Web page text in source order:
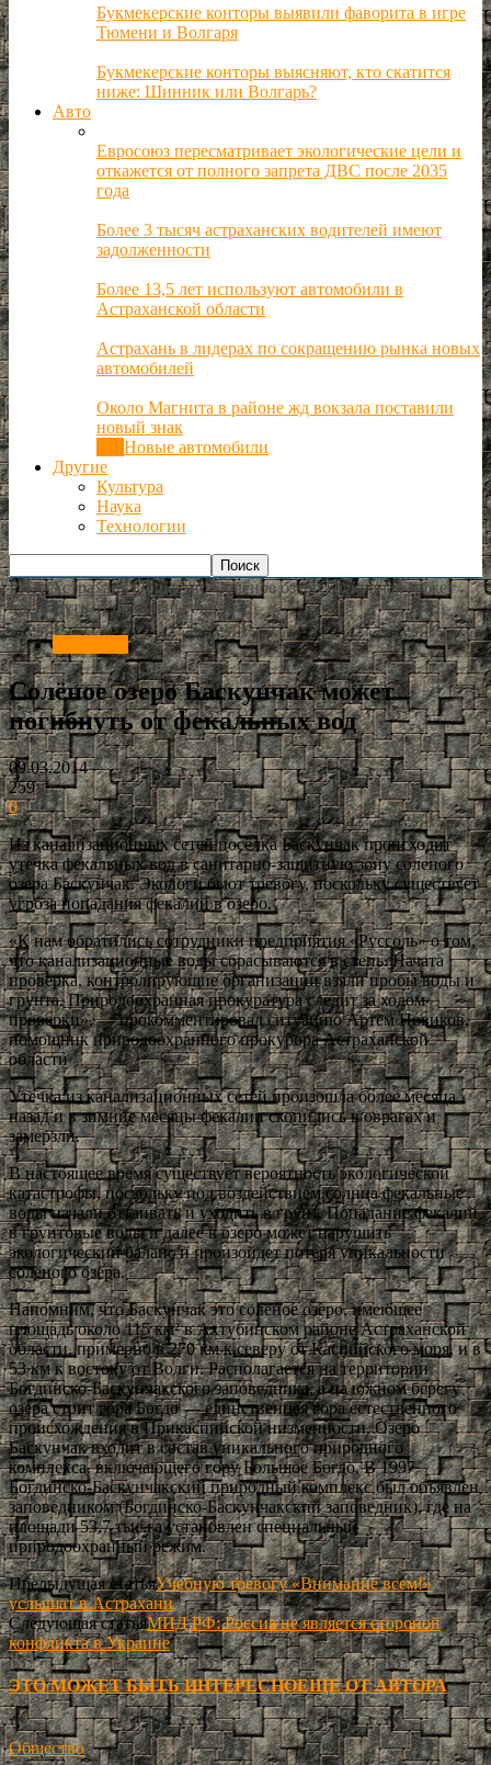
Букмекерские конторы выявили фаворита в игре
Тюмени и Волгаря
Букмекерские конторы выясняют, кто скатится
ниже: Шинник или Волгарь?
Авто
Евросоюз пересматривает экологические цели и
откажется от полного запрета ДВС после 2035
года
Более 3 тысяч астраханских водителей имеют
задолженности
Более 13,5 лет используют автомобили в
Астраханской области
Астрахань в лидерах по сокращению рынка новых
автомобилей
Около Магнита в районе жд вокзала поставили
новый знак
Новые автомобили
Другие
Культура
Наука
Технологии
РИА Астрахань Общество Солёное озеро Баскунчак может
погибнуть от фекальных вод
Солёное озеро Баскунчак может
погибнуть от фекальных вод
09.03.2014
259
0
Из канализационных сетей посёлка Баскунчак происходит
утечка фекальных вод в санитарно-защитную зону соленого
озера Баскунчак. Экологи бьют тревогу, поскольку существует
угроза попадания фекалий в озеро.
«К нам обратились сотрудники предприятия «Руссоль» о том,
что канализационные воды сбрасываются в степь. Начата
проверка, контролирующие организации взяли пробы воды и
грунта. Природоохранная прокуратура следит за ходом
проверки», — прокомментировал ситуацию Артём Новиков,
помощник природоохранного прокурора Астраханской
области
Утечка из канализационных сетей произошла более месяца
назад и в зимние месяцы фекалии скопились в оврагах и
замерзли.
В настоящее время существует вероятность экологической
катастрофы, поскольку под воздействием солнца фекальные
воды начали оттаивать и уходить в грунт. Попадание фекалий
в грунтовые воды и далее в озеро может нарушить
экологический баланс и произойдет потеря уникальности
солёного озера.
Напомним, что Баскунчак это солёное озеро, имеющее
площадь около 115 км² в Ахтубинском районе Астраханской
области, примерно в 270 км к северу от Каспийского моря, и в
53 км к востоку от Волги. Располагается на территории
Богдинско-Баскунчакского заповедника, а на южном берегу
озера стоит гора Богдо — единственная гора естественного
происхождения в Прикаспийской низменности. Озеро
Баскунчак входит в состав уникального природного
комплекса, включающего гору Большое Богдо. В 1997
Богдинско-Баскунчакский природный комплекс был объявлен
заповедником (Богдинско-Баскунчакский заповедник), где на
площади 53,7 тыс.га установлен специальный
природоохранный режим.
Предыдущая статьяУчебную тревогу «Внимание всем!»
услышат в Астрахани
Следующая статьяМИД РФ: Россия не является стороной
конфликта в Украине
ЭТО МОЖЕТ БЫТЬ ИНТЕРЕСНОЕЩЕ ОТ АВТОРА
Общество